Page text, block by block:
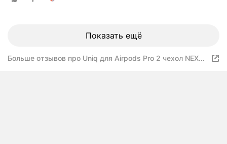
Показать ещё
Больше отзывов про Uniq для Airpods Pro 2 чехол NEXO